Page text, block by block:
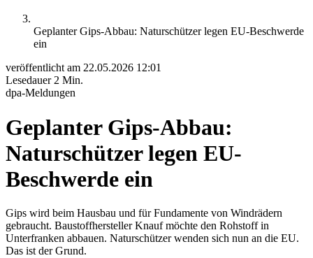
Geplanter Gips-Abbau: Naturschützer legen EU-Beschwerde
ein
veröffentlicht am 22.05.2026 12:01
Lesedauer 2 Min.
dpa-Meldungen
Geplanter Gips-Abbau:
Naturschützer legen EU-
Beschwerde ein
Gips wird beim Hausbau und für Fundamente von Windrädern
gebraucht. Baustoffhersteller Knauf möchte den Rohstoff in
Unterfranken abbauen. Naturschützer wenden sich nun an die EU.
Das ist der Grund.